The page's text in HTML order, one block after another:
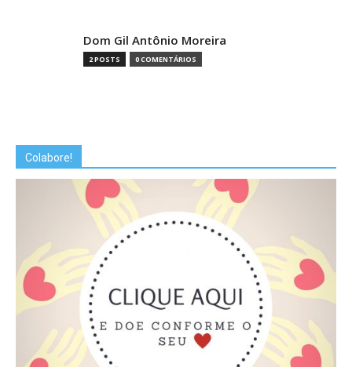
Dom Gil Antônio Moreira
2 POSTS 0 COMENTÁRIOS
Colabore!